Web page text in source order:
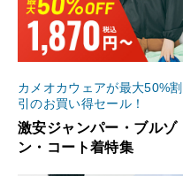
カメオカウェアが最大50%割
引のお買い得セール！
激安ジャンパー・ブルゾ
ン・コート着特集